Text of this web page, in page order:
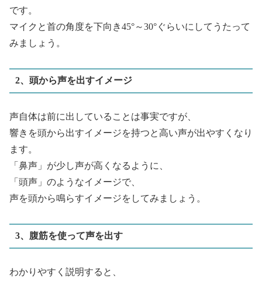
です。
マイクと首の角度を下向き45°～30°ぐらいにしてうたって
みましょう。
2、頭から声を出すイメージ
声自体は前に出していることは事実ですが、
響きを頭から出すイメージを持つと高い声が出やすくなり
ます。
「鼻声」が少し声が高くなるように、
「頭声」のようなイメージで、
声を頭から鳴らすイメージをしてみましょう。
3、腹筋を使って声を出す
わかりやすく説明すると、